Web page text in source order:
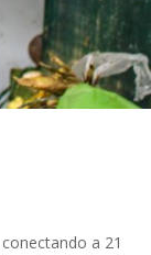
a 21